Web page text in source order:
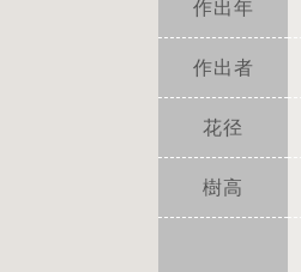
作出年
作出者
花径
樹高